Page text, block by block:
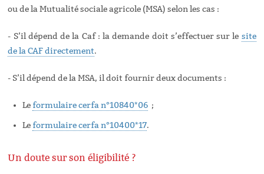
ou de la Mutualité sociale agricole (MSA) selon les cas :
- S’il dépend de la Caf : la demande doit s’effectuer sur le site
de la CAF directement.
- S’il dépend de la MSA, il doit fournir deux documents :
Le formulaire cerfa n°10840*06 ;
Le formulaire cerfa n°10400*17.
Un doute sur son éligibilité ?